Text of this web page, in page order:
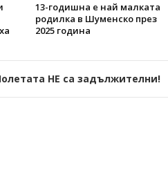
13-годишна е най малката
родилка в Шуменско през
2025 година
НЕ са задължителни!